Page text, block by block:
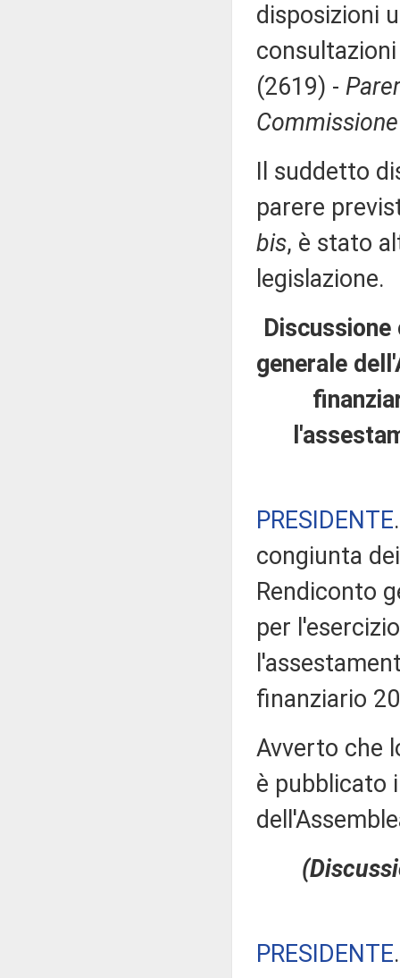
disposizioni
(2619) -
Il suddetto
parere
bis, è stato
legislazione.
Discussione
generale
PRESIDENTE
congiunta
Rendiconto
per
finanziario
Avverto che
è pubblicato
PRESIDENTE